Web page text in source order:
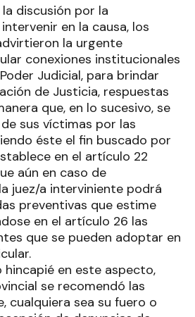
discusión por la
en la causa, los
la urgente
conexiones institucionales
Judicial, para brindar
de Justicia, respuestas
que, en lo sucesivo, se
sus víctimas por las
éste el fin buscado por
en el artículo 22
aún en caso de
juez/a interviniente podrá
preventivas que estime
en el artículo 26 las
que se pueden adoptar en
hincapié en este aspecto,
se recomendó las
cualquiera sea su fuero o